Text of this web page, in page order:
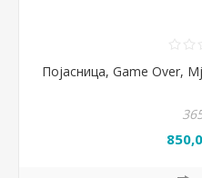
Појасница, Game Over,